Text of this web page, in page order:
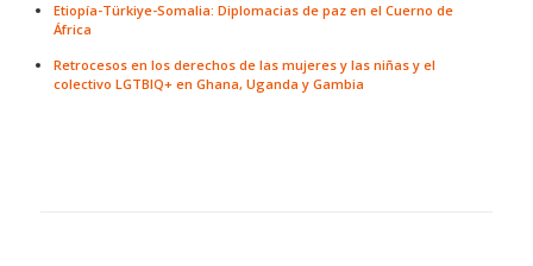
Etiopía-Türkiye-Somalia: Diplomacias de paz en el Cuerno de
África
Retrocesos en los derechos de las mujeres y las niñas y el
colectivo LGTBIQ+ en Ghana, Uganda y Gambia